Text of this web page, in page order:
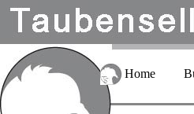
Home